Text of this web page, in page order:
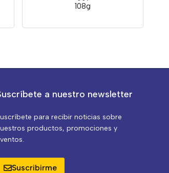
108g
a nuestro newsletter
para recibir noticias sobre
productos, promociones y
Suscribirme